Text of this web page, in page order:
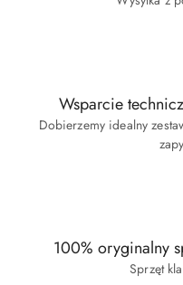
Wsparcie
Dobierzemy idealny
100% oryginalny
Sprzęt